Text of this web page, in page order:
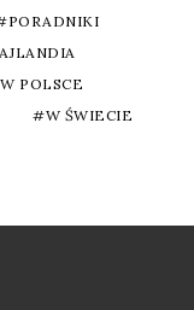
PORADNIKI
W POLSCE
W ŚWIECIE